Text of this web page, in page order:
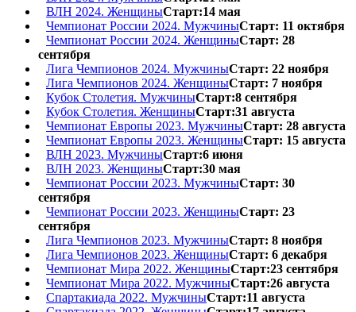
ВЛН 2024. ЖенщиныСтарт:14 мая
Чемпионат России 2024. МужчиныСтарт: 11 октября
Чемпионат России 2024. ЖенщиныСтарт: 28
сентября
Лига Чемпионов 2024. МужчиныСтарт: 22 ноября
Лига Чемпионов 2024. ЖенщиныСтарт: 7 ноября
Кубок Столетия. МужчиныСтарт:8 сентября
Кубок Столетия. ЖенщиныСтарт:31 августа
Чемпионат Европы 2023. МужчиныСтарт: 28 августа
Чемпионат Европы 2023. ЖенщиныСтарт: 15 августа
ВЛН 2023. МужчиныСтарт:6 июня
ВЛН 2023. ЖенщиныСтарт:30 мая
Чемпионат России 2023. МужчиныСтарт: 30
сентября
Чемпионат России 2023. ЖенщиныСтарт: 23
сентября
Лига Чемпионов 2023. МужчиныСтарт: 8 ноября
Лига Чемпионов 2023. ЖенщиныСтарт: 6 декабря
Чемпионат Мира 2022. ЖенщиныСтарт:23 сентября
Чемпионат Мира 2022. МужчиныСтарт:26 августа
Спартакиада 2022. МужчиныСтарт:11 августа